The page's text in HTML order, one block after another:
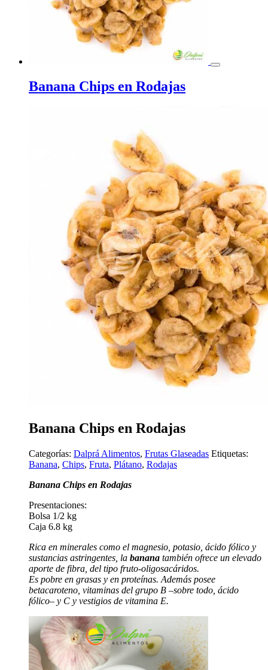
Banana Chips en Rodajas
Banana Chips en Rodajas
Categorías: Dalprá Alimentos, Frutas Glaseadas Etiquetas:
Banana, Chips, Fruta, Plátano, Rodajas
Banana Chips en Rodajas
Presentaciones:
Bolsa 1/2 kg
Caja 6.8 kg
Rica en minerales como el magnesio, potasio, ácido fólico y
sustancias astringentes, la banana también ofrece un elevado
aporte de fibra, del tipo fruto-oligosacáridos.
Es pobre en grasas y en proteínas. Además posee
betacaroteno, vitaminas del grupo B –sobre todo, ácido
fólico– y C y vestigios de vitamina E.